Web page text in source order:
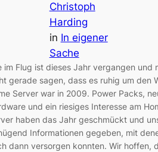
Christoph
Harding
in In eigener
Sache
im Flug ist dieses Jahr vergangen und
gerade sagen, dass es ruhig um den
Server war in 2009. Power Packs,
und ein riesiges Interesse am
haben das Jahr geschmückt und
Informationen gegeben, mit
dann versorgen konnten. Wir hoffen,